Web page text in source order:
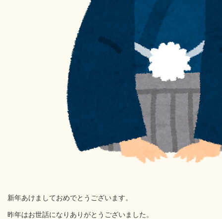
新年あけましておめでとうございます。
昨年はお世話になりありがとうございました。